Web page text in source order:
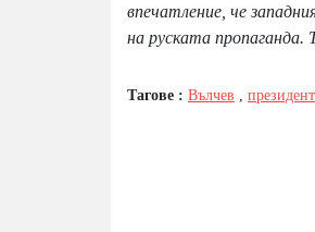
впечатление, че
на руската пропаганда.
Тагове : Вълчев президент